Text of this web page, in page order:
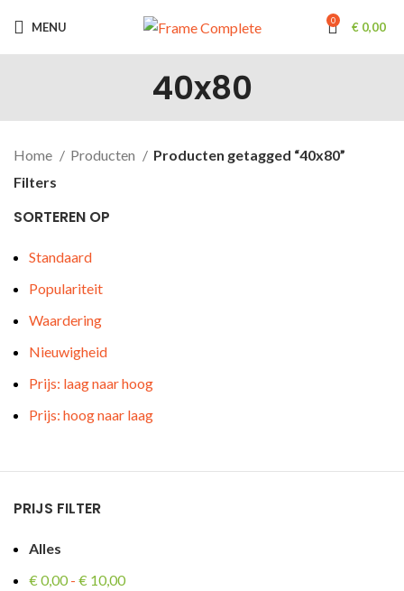
MENU 0 € 0,00
40x80
Home Producten
Producten getagged “40x80”
Filters
SORTEREN OP
Standaard
Populariteit
Waardering
Nieuwigheid
Prijs: laag naar hoog
Prijs: hoog naar laag
PRIJS FILTER
Alles
€0,00- € 10,00